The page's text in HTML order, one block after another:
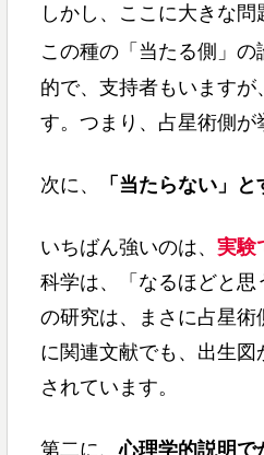
しかし、ここに大きな問
この種の「当たる側」の
的で、支持者もいます
す。つまり、占星術側が
次に、 「当たらない」
いちばん強いのは、 実験
科学は、「なるほどと
の研究は、まさに占星
に関連文献でも、出生
されています。
第二に、心理学的説明で